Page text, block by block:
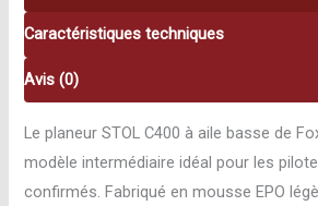
Intermediate
Sports
1100MM
PNP
with
gyro
flight
Caractéristiques techniques
Avis (0)
Le planeur STOL C400 à aile basse de
modèle intermédiaire idéal pour les
confirmés. Fabriqué en mousse EPO